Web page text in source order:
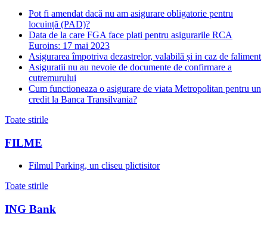
Pot fi amendat dacă nu am asigurare obligatorie pentru
locuință (PAD)?
Data de la care FGA face plati pentru asigurarile RCA
Euroins: 17 mai 2023
Asigurarea împotriva dezastrelor, valabilă și in caz de faliment
Asiguratii nu au nevoie de documente de confirmare a
cutremurului
Cum functioneaza o asigurare de viata Metropolitan pentru un
credit la Banca Transilvania?
Toate stirile
FILME
Filmul Parking, un cliseu plictisitor
Toate stirile
ING Bank